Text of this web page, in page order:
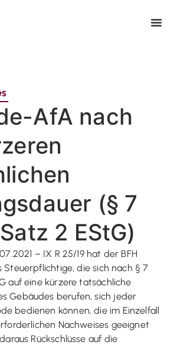
AfA nach
(§ 7
2 EStG)
– IX R 25/19 hat der BFH
Steuerpflichtige, die sich nach § 7
auf eine kürzere tatsächliche
Gebäudes berufen, sich jeder
bedienen können, die im Einzelfall
Nachweises geeignet
Rückschlüsse auf die